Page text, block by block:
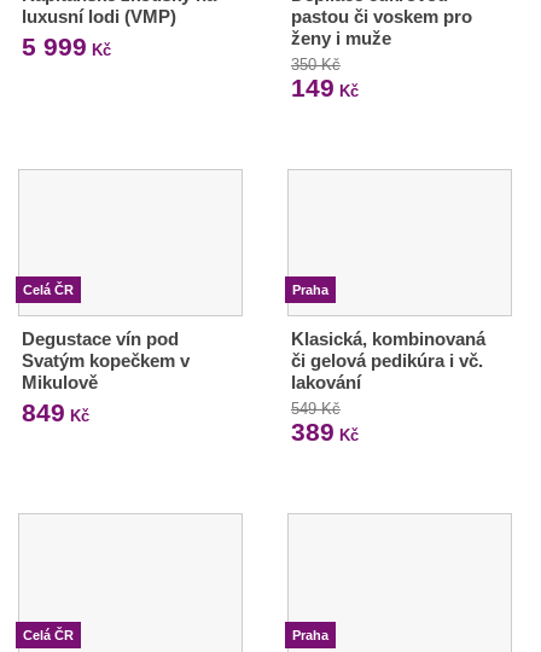
luxusní lodi (VMP)
5 999 Kč
pastou či voskem pro
ženy i muže
350 Kč
149 Kč
Celá ČR
Degustace vín pod
Svatým kopečkem v
Mikulově
849 Kč
Praha
Klasická, kombinovaná
či gelová pedikúra i vč.
lakování
549 Kč
389 Kč
Celá ČR Praha